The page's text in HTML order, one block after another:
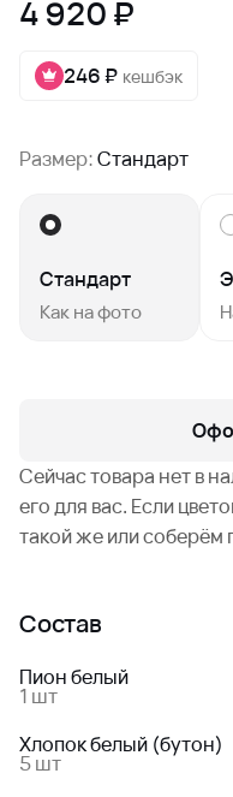
4 920 ₽
246 ₽ кешбэк
Размер:Стандарт
Стандарт
Как на фото
Сейчас товара нет в
его для вас. Если
такой же или соберём
Состав
Пион белый
1 шт
Хлопок белый (бутон)
5 шт